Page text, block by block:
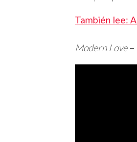
También lee:
Modern Love–